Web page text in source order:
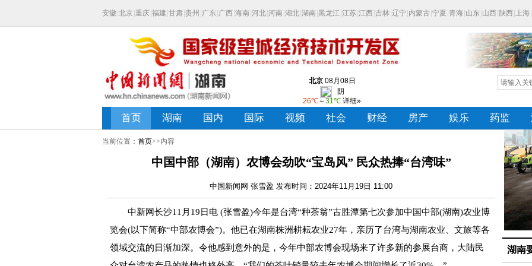
当前位置： 首页>>内容
中国中部（湖南）农博会劲吹“宝岛风” 民众热捧“台湾味”
中国新闻网 张雪盈 发布时间：2024年11月19日 11:00
中新网长沙11月19日电 (张雪盈)今年是台湾“种茶翁”古胜潭第七次参加中国中部(湖南)农业博
览会(以下简称“中部农博会”)。他已在湖南株洲耕耘农业27年，亲历了台湾与湖南农业、文旅等各
领域交流的日渐加深。令他感到意外的是，今年中部农博会现场来了许多新的参展台商，大陆民
湖南